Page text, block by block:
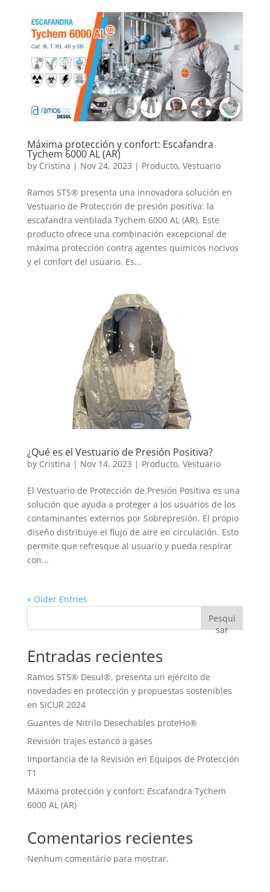
Máxima protección y confort: Escafandra
Tychem 6000 AL (AR)
by Cristina | Nov 24, 2023 | Producto, Vestuario
Ramos STS® presenta una innovadora solución en
Vestuario de Protección de presión positiva: la
escafandra ventilada Tychem 6000 AL (AR). Este
producto ofrece una combinación excepcional de
máxima protección contra agentes químicos nocivos
y el confort del usuario. Es...
¿Qué es el Vestuario de Presión Positiva?
by Cristina | Nov 14, 2023 | Producto, Vestuario
El Vestuario de Protección de Presión Positiva es una
solución que ayuda a proteger a los usuarios de los
contaminantes externos por Sobrepresión. El propio
diseño distribuye el flujo de aire en circulación. Esto
permite que refresque al usuario y pueda respirar
con...
« Older Entries
Pesqui
sar
Entradas recientes
Ramos STS® Desul®, presenta un ejército de
novedades en protección y propuestas sostenibles
en SICUR 2024
Guantes de Nitrilo Desechables proteHo®
Revisión trajes estanco a gases
Importancia de la Revisión en Equipos de Protección
T1
Máxima protección y confort: Escafandra Tychem
6000 AL (AR)
Comentarios recientes
Nenhum comentário para mostrar.